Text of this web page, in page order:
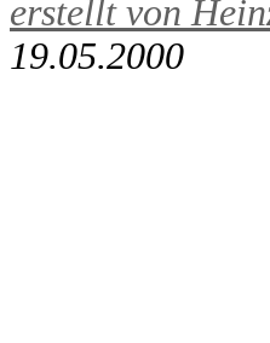
erstellt von
19.05.2000